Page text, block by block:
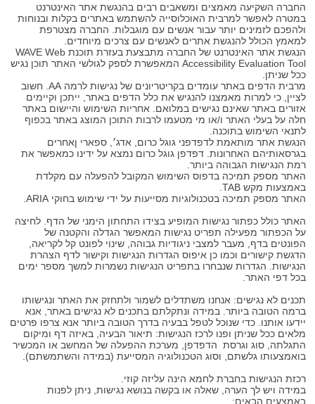
החברה השקיעה מאמצים ומשאבים רבים בהנגשת אתר האינטרנט
במטרה לאפשר למרבית האוכלוסייה להשתמש באתרים בקלות ובנוחות
ולהפכם לזמינים יותר עבור אנשים עם מוגבלות. החברה מצטרפת
למאמץ הכולל להנגשת אתרים לאנשים עם צרכים מיוחדים.
הנגשת אתר האינטרנט של החברה מתבצעת בעזרת תוכנת WAVE Web
Accessibility Evaluation Tool המאפשרת לספק לגולשי האתר תוכן נגיש
ככל שניתן.
מרבית הדפים באתר עומדים בקריטריונים של נגישות לרמה AA. חשוב
לציין, כי למרות מאמצנו להנגיש את כלל הדפים באתר, ייתכן וקיימים
אזורים באתר שאינם נגישים במלואם. אחריות השימוש והיישום באתר
חלה על בעלי האתר ו/או מי מטעמו לרבות התוכן המוצג באתר בכפוף
לתנאי השימוש בתוכנה.
הנגשת אתר מותאמת לדפדפני גוגל כרום, אדג׳, ספארי ןאחרים
בגרסאותיהם האחרונות. דפדפן גוגל כרום נמצא על ידינו כמאפשר את
רמת הנגישות הגבוהה ביותר.
האתר מספק תמיכה בדפוס השימוש המקובל להפעלה עם מקלדת
באמצעות מקש TAB.
האתר מספק תמיכה בטכנולוגיות מסייעות על ידי שימוש בחוקי ARIA.
האתר כולל כפתור נגישות המופיע בצידו התחתון הימני של הדף. לחיצה
על הכפתור מפעילה תפריט נגישות המאפשר הגדלה והקטנה של
הפונטים בדף, מעבר למצבי ניגודיות גבוהה, שינוי לפונט קל לקריאה,
הדגשת קישורים וכמו כן איפוס הגדרות הנגישות וקישור לדף הצהרת
הנגישות. הגדרות שנבחרו בתפריט הנגישות נשמרות למשך מספר ימים
בכל דפי האתר.
תכנים לא נגישים: אנחנו משתדלים לשמור ולתחזק את האתר ונגישותו
ברמה הטובה ביותר. במידה ונתקלתם בתכנים לא נגישים באתר, אנא
יידעו אותנו. כדי שנוכל לטפל בבעיה בדרך הטובה ביותר אנא צרפו פרטים
מלאים ככל שניתן ופנו לרכז הנגישות: תיאור הבעיה, באיזה דף ומיקום
התגלתה, סוג וגרסת הדפדפן, מערכת ההפעלה של המחשב או המכשיר
בואמצעותו גלשתם, וסוג הטכנולוגיה המסייעת (במידה והשתמשתם).
רכזת הנגישות בחברת לחמא הינה עליזה קוזי.
במידה ויש לך הערה, שאלה או בקשה בנושא נגישות, ניתן לפנות
באמצעים הבאים: